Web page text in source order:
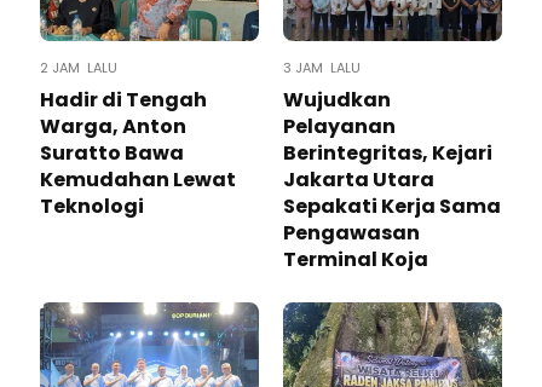
2 JAM LALU
Hadir di Tengah
Warga, Anton
Suratto Bawa
Kemudahan Lewat
Teknologi ​
3 JAM LALU
Wujudkan
Pelayanan
Berintegritas, Kejari
Jakarta Utara
Sepakati Kerja Sama
Pengawasan
Terminal Koja